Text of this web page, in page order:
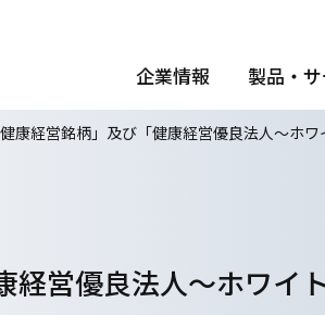
企業情報 製品・
健康経営銘柄」及び「健康経営優良法人～ホ
経営優良法人～ホワ